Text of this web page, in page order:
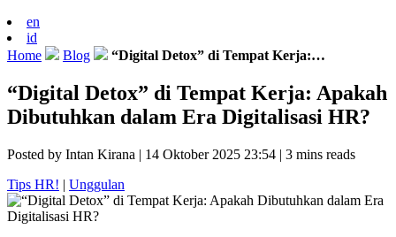
en
id
Home
Blog “Digital Detox” di Tempat Kerja:…
“Digital Detox” di Tempat Kerja: Apakah
Dibutuhkan dalam Era Digitalisasi HR?
Posted by Intan Kirana | 14 Oktober 2025 23:54 | 3 mins reads
Tips HR! | Unggulan